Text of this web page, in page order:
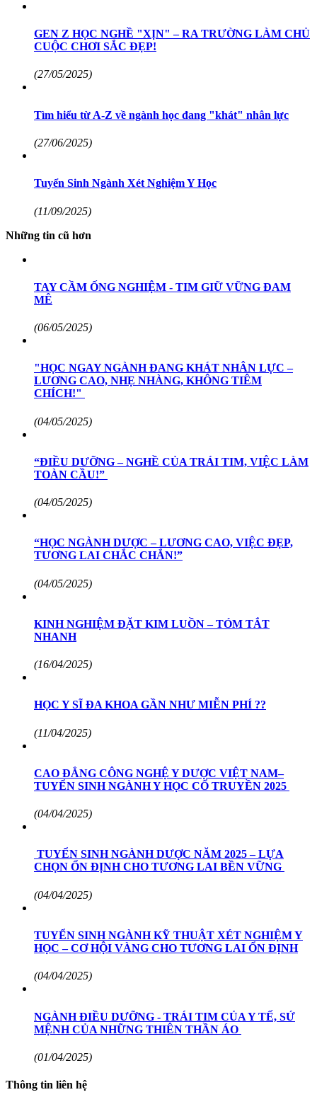
GEN Z HỌC NGHỀ "XỊN" – RA TRƯỜNG LÀM CHỦ
CUỘC CHƠI SẮC ĐẸP!
(27/05/2025)
Tìm hiểu từ A-Z về ngành học đang "khát" nhân lực
(27/06/2025)
Tuyển Sinh Ngành Xét Nghiệm Y Học
(11/09/2025)
Những tin cũ hơn
TAY CẦM ỐNG NGHIỆM - TIM GIỮ VỮNG ĐAM
MÊ
(06/05/2025)
"HỌC NGAY NGÀNH ĐANG KHÁT NHÂN LỰC –
LƯƠNG CAO, NHẸ NHÀNG, KHÔNG TIÊM
CHÍCH!"
(04/05/2025)
“ĐIỀU DƯỠNG – NGHỀ CỦA TRÁI TIM, VIỆC LÀM
TOÀN CẦU!”
(04/05/2025)
“HỌC NGÀNH DƯỢC – LƯƠNG CAO, VIỆC ĐẸP,
TƯƠNG LAI CHẮC CHẮN!”
(04/05/2025)
KINH NGHIỆM ĐẶT KIM LUỒN – TÓM TẮT
NHANH
(16/04/2025)
HỌC Y SĨ ĐA KHOA GẦN NHƯ MIỄN PHÍ ??
(11/04/2025)
CAO ĐẲNG CÔNG NGHỆ Y DƯỢC VIỆT NAM–
TUYỂN SINH NGÀNH Y HỌC CỔ TRUYỀN 2025
(04/04/2025)
TUYỂN SINH NGÀNH DƯỢC NĂM 2025 – LỰA
CHỌN ỔN ĐỊNH CHO TƯƠNG LAI BỀN VỮNG
(04/04/2025)
TUYỂN SINH NGÀNH KỸ THUẬT XÉT NGHIỆM Y
HỌC – CƠ HỘI VÀNG CHO TƯƠNG LAI ỔN ĐỊNH
(04/04/2025)
NGÀNH ĐIỀU DƯỠNG - TRÁI TIM CỦA Y TẾ, SỨ
MỆNH CỦA NHỮNG THIÊN THẦN ÁO
(01/04/2025)
Thông tin liên hệ